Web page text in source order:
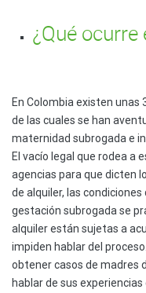
¿Qué
En Colombia existen unas
de las cuales se han
maternidad subrogada e
El vacío legal que rodea a
agencias para que dicten
de alquiler, las
gestación subrogada se
alquiler están sujetas a
impiden hablar del
obtener casos de madres
hablar de sus